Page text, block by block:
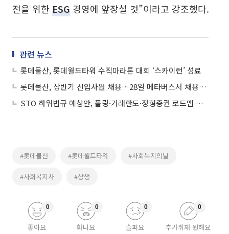
전을 위한 ESG 경영에 앞장설 것”이라고 강조했다.
관련 뉴스
롯데물산, 롯데월드타워 수직마라톤 대회 ‘스카이런’ 성료
롯데물산, 상반기 신입사원 채용…28일 메타버스서 채용설명회 진행
STO 하위법규 예상안, 풀링·거래한도·정형증권 로드맵 제시
#롯데물산 #롯데월드타워 #사회복지의날
#사회복지사 #상생
좋아요
0
화나요
0
슬퍼요
0
추가취재 원해요
0